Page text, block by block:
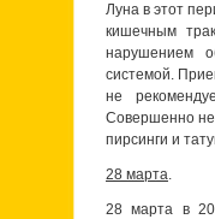
Луна в этот
кишечным
нарушением
системой.
не
Совершенно
пирсинги и
28 марта.
28 марта в